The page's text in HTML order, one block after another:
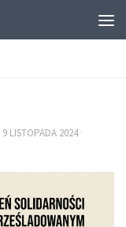
9 LISTOPADA 2024·